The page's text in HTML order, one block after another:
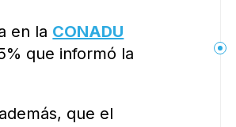
en la CONADU
que informó la
que el